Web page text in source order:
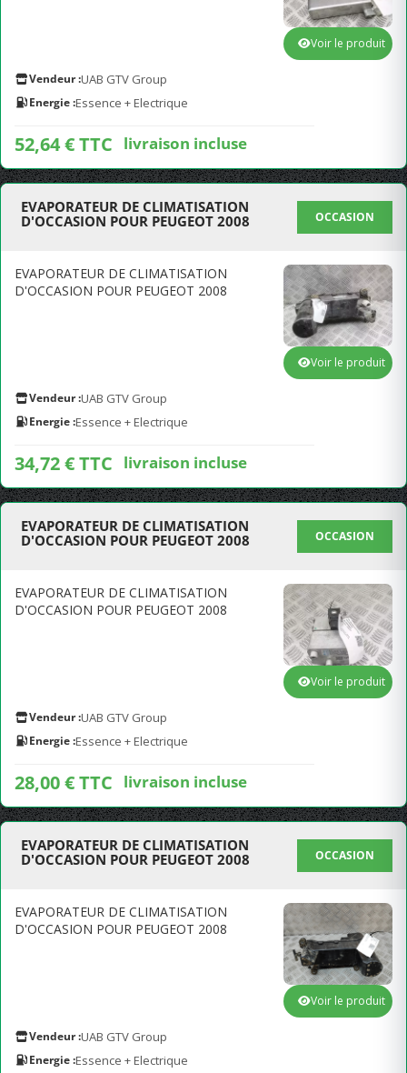
Vendeur :UAB GTV Group
Energie :Essence + Electrique
52,64 € TTC livraison incluse
Voir le produit
EVAPORATEUR DE CLIMATISATION
D'OCCASION POUR PEUGEOT 2008
OCCASION
EVAPORATEUR DE CLIMATISATION
D'OCCASION POUR PEUGEOT 2008
Vendeur :UAB GTV Group
Energie :Essence + Electrique
34,72 € TTC livraison incluse
Voir le produit
EVAPORATEUR DE CLIMATISATION
D'OCCASION POUR PEUGEOT 2008
OCCASION
EVAPORATEUR DE CLIMATISATION
D'OCCASION POUR PEUGEOT 2008
Vendeur :UAB GTV Group
Energie :Essence + Electrique
28,00 € TTC livraison incluse
Voir le produit
EVAPORATEUR DE CLIMATISATION
D'OCCASION POUR PEUGEOT 2008
OCCASION
EVAPORATEUR DE CLIMATISATION
D'OCCASION POUR PEUGEOT 2008
Vendeur :UAB GTV Group
Energie :Essence + Electrique
Voir le produit